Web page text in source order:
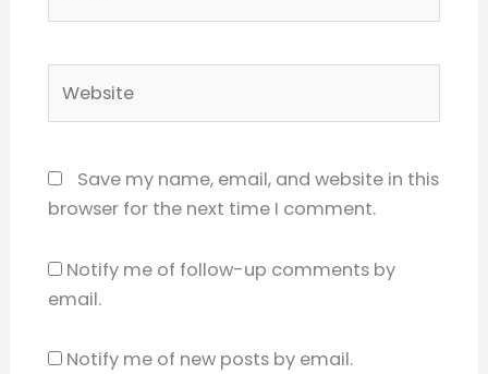
Save my name, email, and website in this
browser for the next time I comment.
Notify me of follow-up comments by
email.
Notify me of new posts by email.